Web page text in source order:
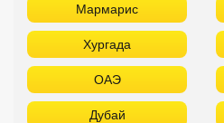
Мармарис
Хургада
ОАЭ
Дубай